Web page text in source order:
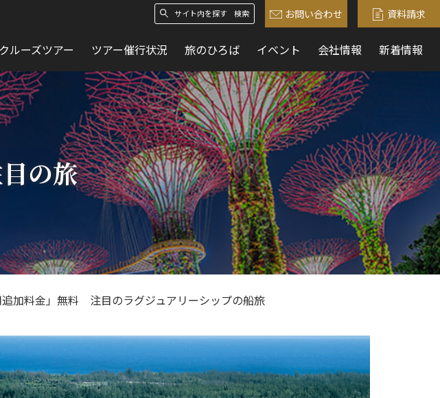
検索 お問い合わせ 資料請求
クルーズツアー ツアー催行状況 旅のひろば イベント 会社情報 新着情報
の旅
加料金」無料 注目のラグジュアリーシップの船旅